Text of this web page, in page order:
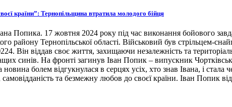
країни”: Тернопільщина втратила молодого бійця
Попика. 17 жовтня 2024 року під час виконання бойового
району Тернопільської області. Військовий був стрільцем-
Він віддав своє життя, захищаючи незалежність та
синів. На фронті загинув Іван Попик – випускник
новина болем відгукнулася в серцях усіх, хто знав Івана, і
та безмежну любов до своєї країни. Іван Попик